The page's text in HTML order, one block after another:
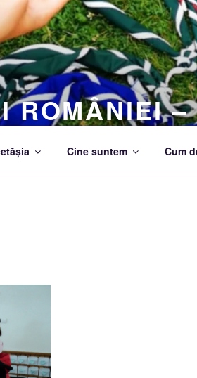
ROMÂNIEI
Cine suntem Cum